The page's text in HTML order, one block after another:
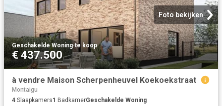
Foto bekijken
Geschakelde Woning·te koop
€ 437.500
à vendre Maison Scherpenheuvel Koekoekstraat
Montaigu
4 Slaapkamers1 BadkamerGeschakelde Woning